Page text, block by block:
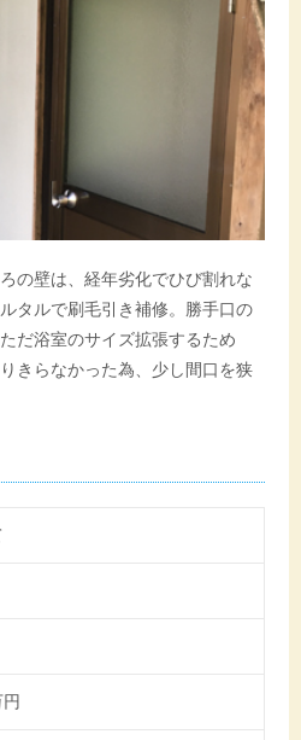
の壁は、経年劣化でひび割れな
タルで刷毛引き補修。勝手口の
だ浴室のサイズ拡張するため
きらなかった為、少し間口を狭